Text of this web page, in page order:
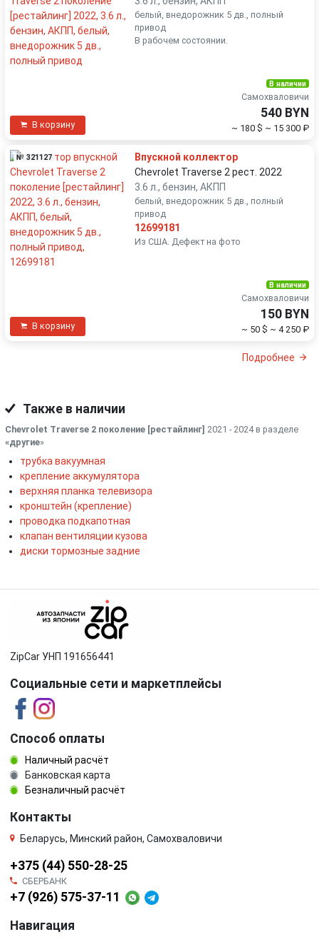
белый, внедорожник 5 дв., полный
привод
В рабочем состоянии.
В корзину
В наличии
Самохваловичи
540 BYN
~ 180 $ ~ 15 300 ₽
№ 321127
Впускной коллектор
Chevrolet Traverse 2 рест. 2022
3.6 л., бензин, АКПП
белый, внедорожник 5 дв., полный
привод
12699181
Из США. Дефект на фото
В корзину
В наличии
Самохваловичи
150 BYN
~ 50 $ ~ 4 250 ₽
Подробнее
Также в наличии
Chevrolet Traverse 2 поколение [рестайлинг] 2021 - 2024 в разделе
«другие»
трубка вакуумная
крепление аккумулятора
верхняя планка телевизора
кронштейн (крепление)
проводка подкапотная
клапан вентиляции кузова
диски тормозные задние
ZipCar УНП 191656441
Социальные сети и маркетплейсы
Способ оплаты
Наличный расчёт
Банковская карта
Безналичный расчёт
Контакты
Беларусь, Минский район, Самохваловичи
+375 (44) 550-28-25
СБЕРБАНК
+7 (926) 575-37-11
Навигация